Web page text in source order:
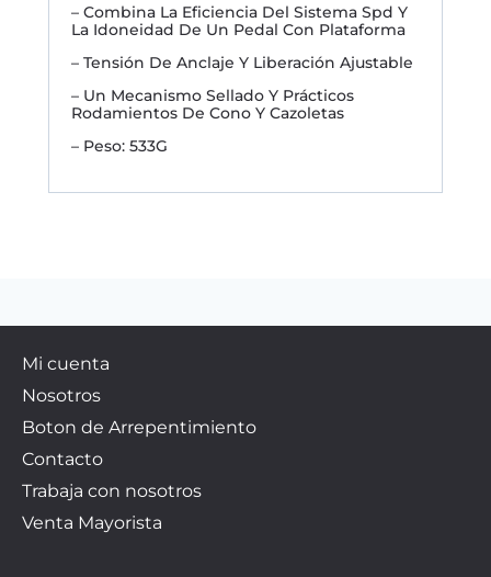
– Combina La Eficiencia Del Sistema Spd Y
La Idoneidad De Un Pedal Con Plataforma
– Tensión De Anclaje Y Liberación Ajustable
– Un Mecanismo Sellado Y Prácticos
Rodamientos De Cono Y Cazoletas
– Peso: 533G
Mi cuenta
Nosotros
Boton de Arrepentimiento
Contacto
Trabaja con nosotros
Venta Mayorista